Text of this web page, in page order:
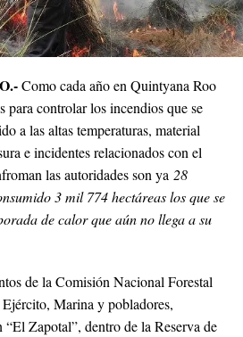
Como cada año en Quintyana Roo
para controlar los incendios que se
a las altas temperaturas, material
e incidentes relacionados con el
las autoridades son ya 28
3 mil 774 hectáreas los que se
de calor que aún no llega a su
de la Comisión Nacional Forestal
Marina y pobladores,
Zapotal”, dentro de la Reserva de